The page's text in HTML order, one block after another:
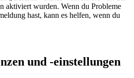
aktiviert wurden. Wenn du Probleme
hast, kann es helfen, wenn du
und -einstellungen